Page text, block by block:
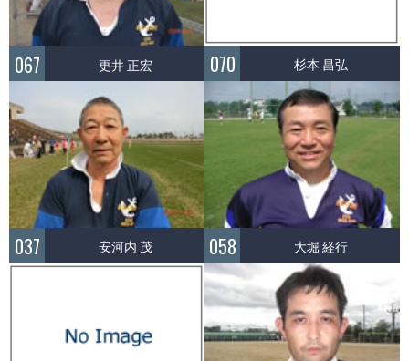
067 更井 正宏 070 杉本 昌弘
037 安河内 茂 058 大堀 経行